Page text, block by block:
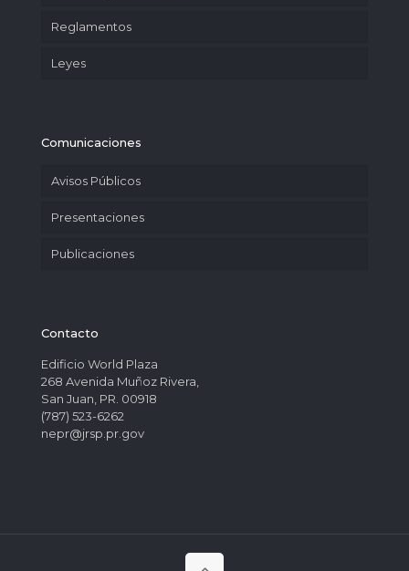
Reglamentos
Leyes
Comunicaciones
Avisos Públicos
Presentaciones
Publicaciones
Contacto
Edificio World Plaza
268 Avenida Muñoz Rivera,
San Juan, PR. 00918
(787) 523-6262
nepr@jrsp.pr.gov